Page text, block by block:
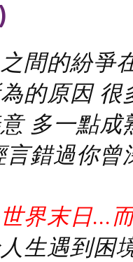
間的紛爭
的原因
多一點
錯過你曾
界末日...
生遇到困